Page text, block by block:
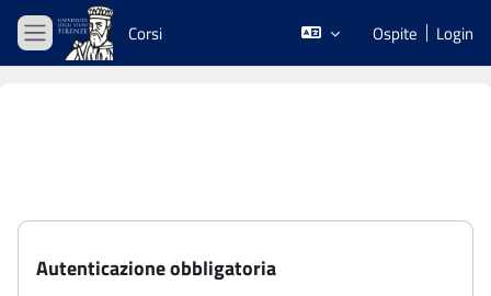
Vai al contenuto principale
Pannello laterale
Corsi Ospite Login
Autenticazione obbligatoria